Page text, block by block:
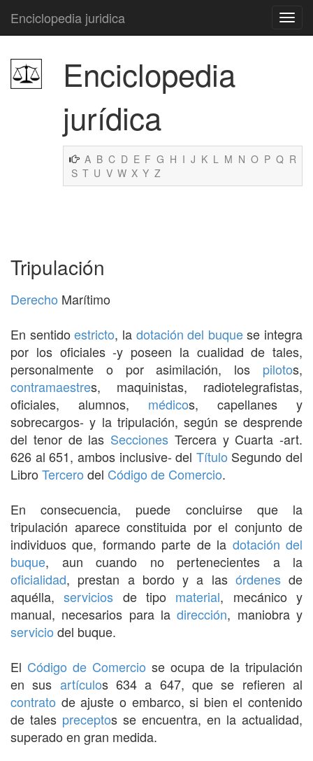
Enciclopedia juridica
Enciclopedia
jurídica
A B C D E F G H I J K L M N O P Q R
S T U V W X Y Z
Tripulación
Derecho Marítimo
En sentidoestricto, la dotación del buquese integra
por los oficiales -y poseen la cualidad de tales,
personalmente o por asimilación, los pilotos,
contramaestres, maquinistas, radiotelegrafistas,
oficiales, alumnos, médicos, capellanes y
sobrecargos- y la tripulación, según se desprende
del tenor de las Secciones Tercera y Cuarta -art.
626 al 651, ambos inclusive- del Título Segundo del
Libro Tercero del Código de Comercio.
En consecuencia, puede concluirse que la
tripulación aparece constituida por el conjunto de
individuos que, formando parte de la dotación del
buque, aun cuando no pertenecientes a la
oficialidad, prestan a bordo y a las órdenesde
aquélla,servicios de tipo material, mecánico y
manual, necesarios para ladirección, maniobra y
servicio del buque.
El Código de Comercio se ocupa de la tripulación
en sus artículos 634 a 647, que se refieren al
contrato de ajuste o embarco, si bien el contenido
de tales preceptos se encuentra, en la actualidad,
superado en gran medida.